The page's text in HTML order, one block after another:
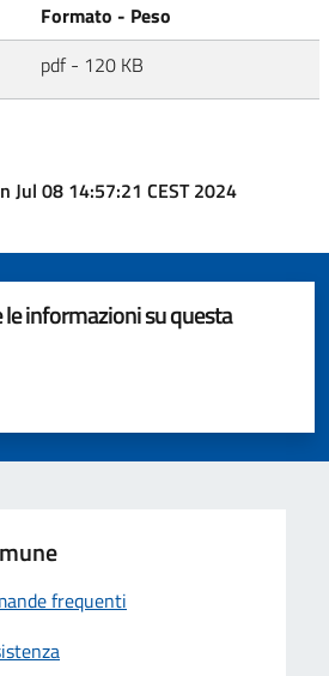
Formato - Peso
pdf - 120 KB
Jul 08 14:57:21 CEST 2024
informazioni su questa
5 stelle su 5
su 5
su 5
frequenti